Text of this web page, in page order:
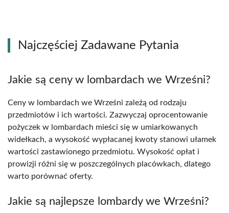
Najczęściej Zadawane Pytania
Jakie są ceny w lombardach we Wrześni?
Ceny w lombardach we Wrześni zależą od rodzaju
przedmiotów i ich wartości. Zazwyczaj oprocentowanie
pożyczek w lombardach mieści się w umiarkowanych
widełkach, a wysokość wypłacanej kwoty stanowi ułamek
wartości zastawionego przedmiotu. Wysokość opłat i
prowizji różni się w poszczególnych placówkach, dlatego
warto porównać oferty.
Jakie są najlepsze lombardy we Wrześni?